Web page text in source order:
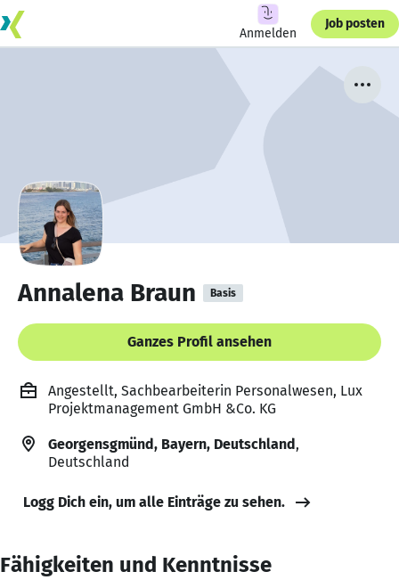
Anmelden
Job posten
Annalena Braun Basis
Ganzes Profil ansehen
Angestellt, Sachbearbeiterin Personalwesen, Lux
Projektmanagement GmbH &Co. KG
Georgensgmünd, Bayern, Deutschland,
Deutschland
Logg Dich ein, um alle Einträge zu sehen.
Fähigkeiten und Kenntnisse